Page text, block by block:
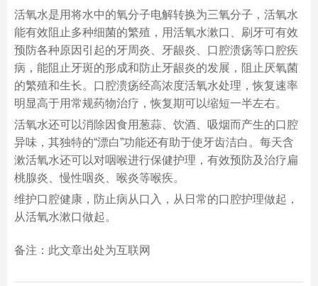
活氧水是用将水中的氧分子电解转换为三氧分子，活氧水
能有效阻止多种细菌的繁殖，用活氧水漱口、刷牙可有效
预防各种原因引起的牙周炎、牙龈炎、口腔溃疡等口腔疾
病，能阻止牙斑的形成和防止牙龈炎的发展，阻止厌氧菌
的繁殖和生长。口腔溃疡经高浓度活氧水处理，恢复速率
明显高于用常规药物治疗，恢复期可以缩短一半左右。
活氧水还可以消除因食用葱蒜、饮酒、吸烟而产生的口腔
异味，其独特的“漂白”功能还有助于使牙齿洁白。每天含
漱活氧水还可以对咽喉进行保健护理，有效预防及治疗扁
桃腺炎、慢性咽炎、喉炎等喉疾。
维护口腔健康，防止病从口入，从日常的口腔护理做起，
从活氧水漱口做起。
备注：此文章出处为互联网